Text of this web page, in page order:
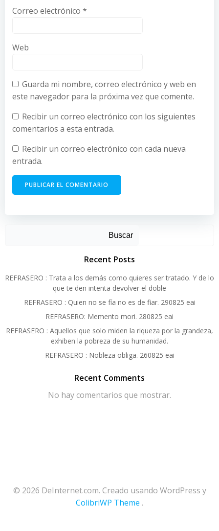
Correo electrónico *
Web
Guarda mi nombre, correo electrónico y web en
este navegador para la próxima vez que comente.
Recibir un correo electrónico con los siguientes
comentarios a esta entrada.
Recibir un correo electrónico con cada nueva
entrada.
Buscar
Recent Posts
REFRASERO : Trata a los demás como quieres ser tratado. Y de lo
que te den intenta devolver el doble
REFRASERO : Quien no se fía no es de fiar. 290825 eai
REFRASERO: Memento mori. 280825 eai
REFRASERO : Aquellos que solo miden la riqueza por la grandeza,
exhiben la pobreza de su humanidad.
REFRASERO : Nobleza obliga. 260825 eai
Recent Comments
No hay comentarios que mostrar.
© 2026 DeInternet.com. Creado usando WordPress y
ColibriWP Theme .